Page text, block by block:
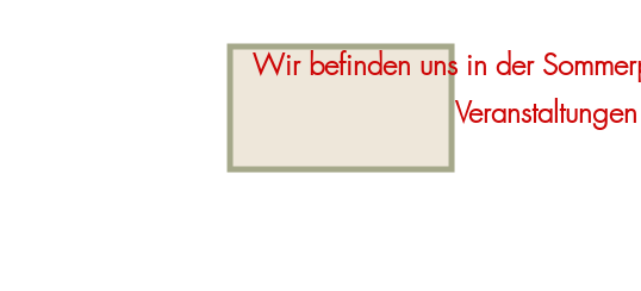
Wir befinden uns in der